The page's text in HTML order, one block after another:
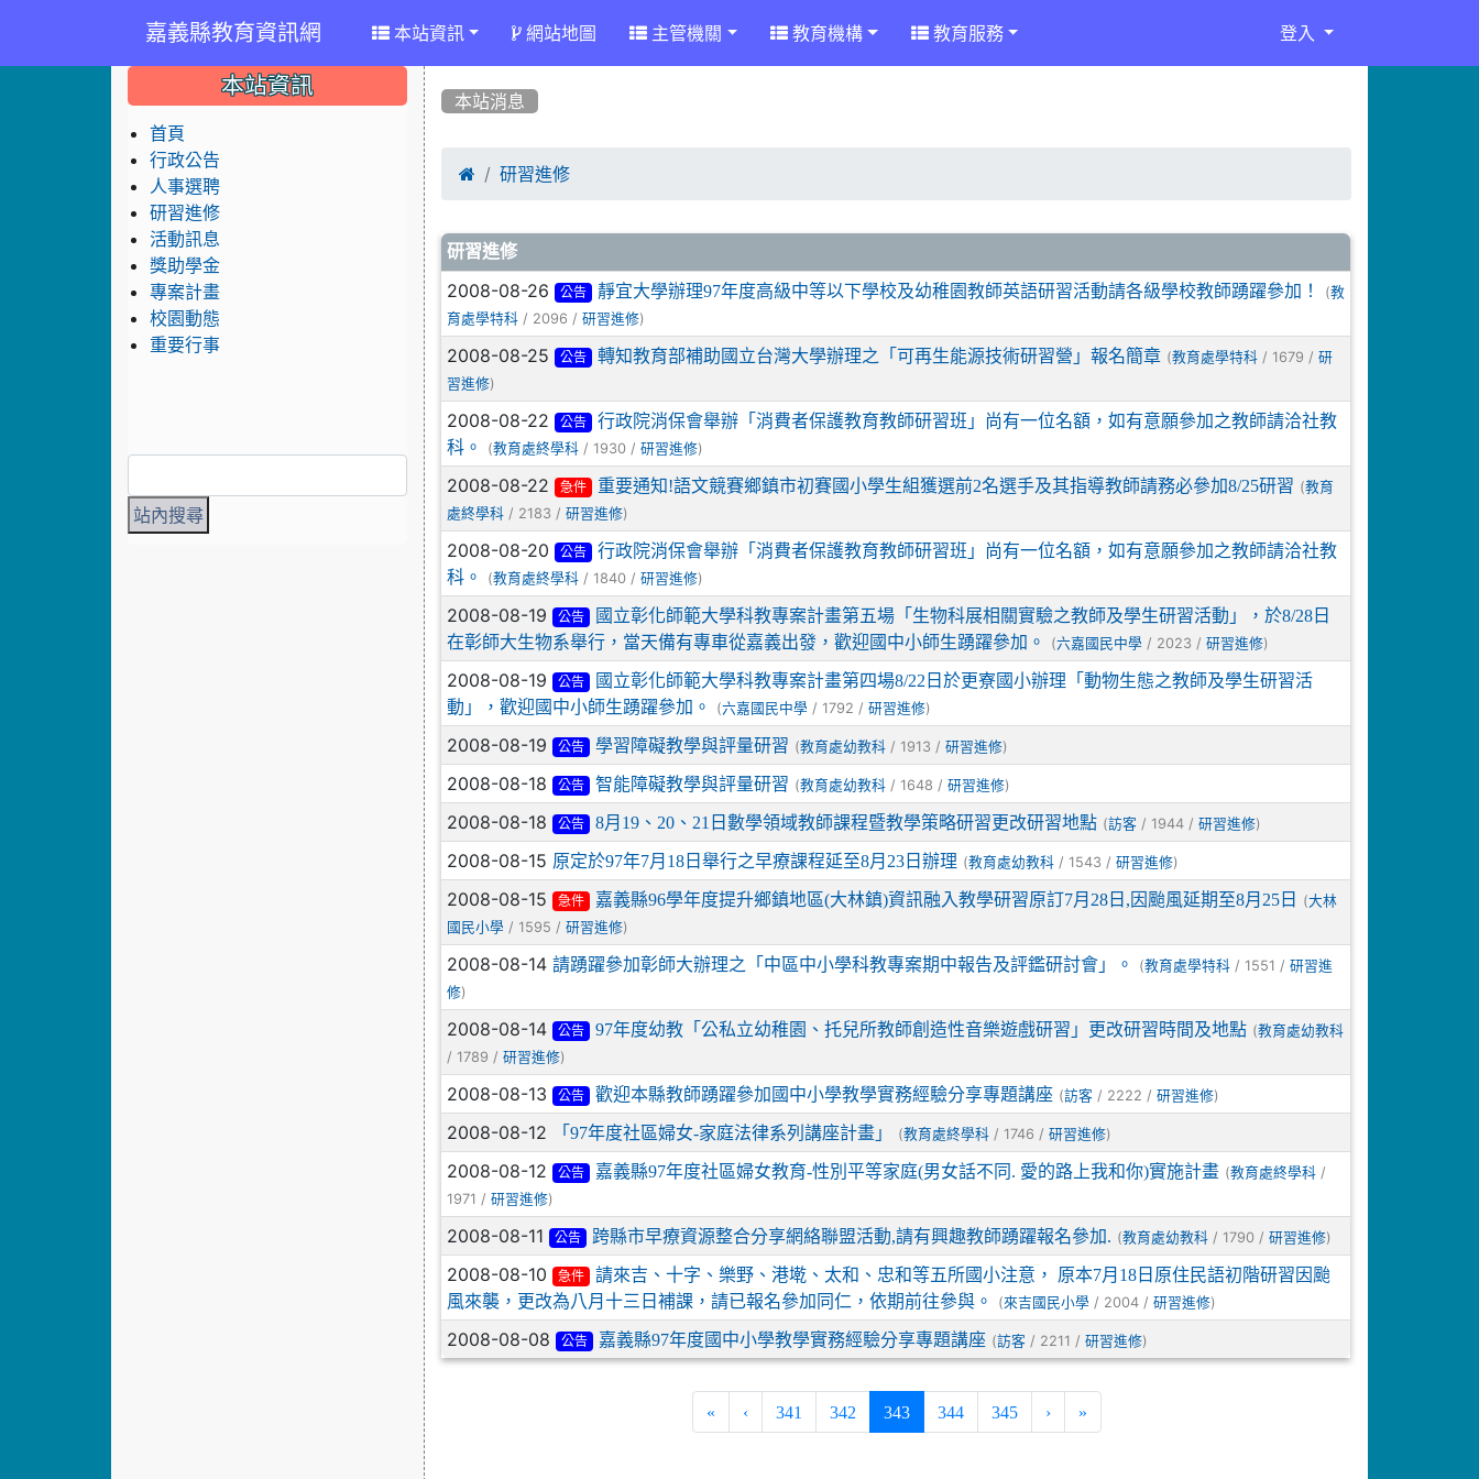
嘉義縣教育資訊網 本站資訊 網站地圖 主管機關 教育機構 教育服務 登入
本站消息
 研習進修
文章列表
研習進修
2008-08-26 公告 靜宜大學辦理97年度高級中等以下學校及幼稚園教師英語研習活動請各級學校教師踴躍參加！ (教
育處學特科 / 2096 /研習進修)
2008-08-25 公告 轉知教育部補助國立台灣大學辦理之「可再生能源技術研習營」報名簡章 (教育處學特科 / 1679 / 研
習進修)
2008-08-22 公告
行政院消保會舉辦「消費者保護教育教師研習班」尚有一位名額，如有意願參加之教師請洽社教
科。
(教育處終學科 / 1930 /研習進修)
2008-08-22 急件 重要通知!語文競賽鄉鎮市初賽國小學生組獲選前2名選手及其指導教師請務必參加8/25研習 (教育
處終學科 / 2183 /研習進修)
2008-08-20 公告
行政院消保會舉辦「消費者保護教育教師研習班」尚有一位名額，如有意願參加之教師請洽社教
科。
(教育處終學科 / 1840 /研習進修)
2008-08-19 公告
國立彰化師範大學科教專案計畫第五場「生物科展相關實驗之教師及學生研習活動」，於8/28日
在彰師大生物系舉行，當天備有專車從嘉義出發，歡迎國中小師生踴躍參加。
(六嘉國民中學 / 2023 /研習進修)
2008-08-19 公告
國立彰化師範大學科教專案計畫第四場8/22日於更寮國小辦理「動物生態之教師及學生研習活
動」，歡迎國中小師生踴躍參加。
(六嘉國民中學 / 1792 /研習進修)
2008-08-19 公告 學習障礙教學與評量研習 (教育處幼教科 / 1913 / 研習進修)
2008-08-18 公告 智能障礙教學與評量研習 (教育處幼教科 / 1648 / 研習進修)
2008-08-18 公告 8月19、20、21日數學領域教師課程暨教學策略研習更改研習地點 (訪客 / 1944 / 研習進修)
2008-08-15 原定於97年7月18日舉行之早療課程延至8月23日辦理 (教育處幼教科 / 1543 /研習進修)
2008-08-15 急件 嘉義縣96學年度提升鄉鎮地區(大林鎮)資訊融入教學研習原訂7月28日,因颱風延期至8月25日 (大林
國民小學 / 1595 /研習進修)
2008-08-14請踴躍參加彰師大辦理之「中區中小學科教專案期中報告及評鑑研討會」。 (教育處學特科 / 1551 /研習進
修)
2008-08-14 公告 97年度幼教「公私立幼稚園、托兒所教師創造性音樂遊戲研習」更改研習時間及地點 (教育處幼教科
/ 1789 /研習進修)
2008-08-13 公告 歡迎本縣教師踴躍參加國中小學教學實務經驗分享專題講座 (訪客 / 2222 / 研習進修)
2008-08-12 「97年度社區婦女-家庭法律系列講座計畫」 (教育處終學科 / 1746 /研習進修)
2008-08-12 公告 嘉義縣97年度社區婦女教育-性別平等家庭(男女話不同. 愛的路上我和你)實施計畫 (教育處終學科 /
1971 /研習進修)
2008-08-11 公告 跨縣市早療資源整合分享網絡聯盟活動,請有興趣教師踴躍報名參加. (教育處幼教科 / 1790 / 研習進修)
2008-08-10 急件
請來吉、十字、樂野、港墘、太和、忠和等五所國小注意， 原本7月18日原住民語初階研習因颱
風來襲，更改為八月十三日補課，請已報名參加同仁，依期前往參與。
(來吉國民小學 / 2004 /研習進修)
2008-08-08 公告 嘉義縣97年度國中小學教學實務經驗分享專題講座 (訪客 / 2211 / 研習進修)
« ‹ 341 342 343(current)
344 345 › »
::: 本站資訊
首頁
行政公告
人事選聘
研習進修
活動訊息
獎助學金
專案計畫
校園動態
重要行事